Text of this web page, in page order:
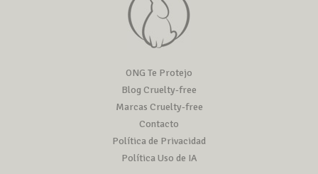
ONG Te Protejo
Blog Cruelty-free
Marcas Cruelty-free
Contacto
Política de Privacidad
Política Uso de IA